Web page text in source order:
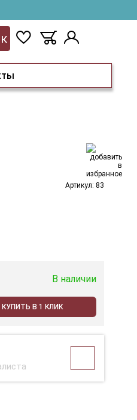
Артикул: 83
В наличии
КУПИТЬ В 1 КЛИК